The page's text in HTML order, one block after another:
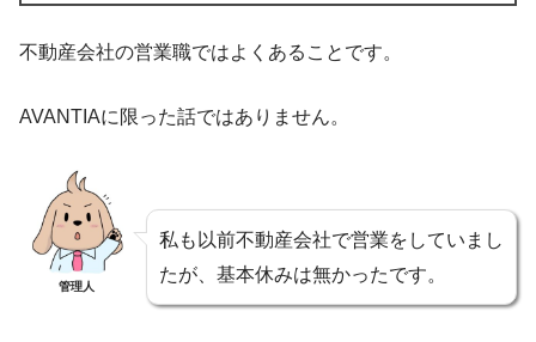
不動産会社の営業職ではよくあることです。
AVANTIAに限った話ではありません。
管理人
私も以前不動産会社で営業をしていまし
たが、基本休みは無かったです。